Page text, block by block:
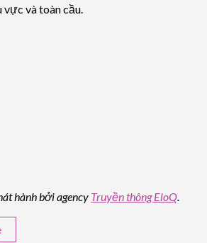
và toàn cầu.
hành bởi agency Truyền thông EloQ.